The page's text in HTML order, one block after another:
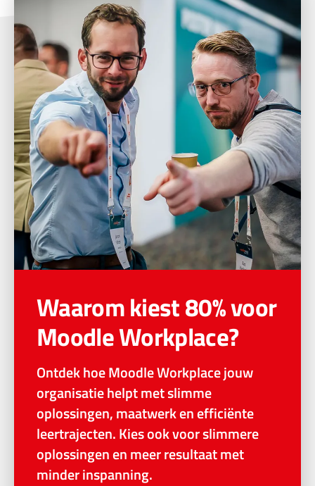
Waarom kiest 80% voor
Moodle Workplace?
Ontdek hoe Moodle Workplace jouw
organisatie helpt met slimme
oplossingen, maatwerk en efficiënte
leertrajecten. Kies ook voor slimmere
oplossingen en meer resultaat met
minder inspanning.